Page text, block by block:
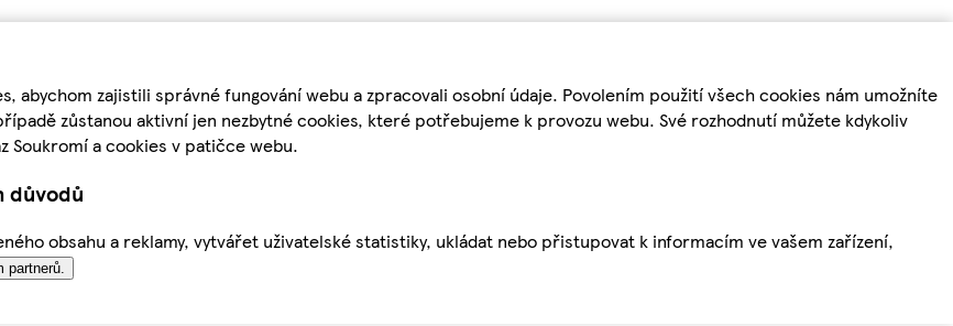
abychom zajistili správné fungování webu a zpracovali osobní údaje. Povolením použití všech cookies nám umožníte
zůstanou aktivní jen nezbytné cookies, které potřebujeme k provozu webu. Své rozhodnutí můžete kdykoliv
Soukromí a cookies v patičce webu.
důvodů
obsahu a reklamy, vytvářet uživatelské statistiky, ukládat nebo přistupovat k informacím ve vašem zařízení,
partnerů.